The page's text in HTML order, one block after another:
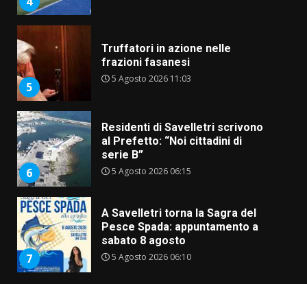
5
Truffatori in azione nelle
frazioni fasanesi
5 Agosto 2026 11:03
6
Residenti di Savelletri scrivono
al Prefetto: “Noi cittadini di
serie B”
5 Agosto 2026 06:15
7
A Savelletri torna la Sagra del
Pesce Spada: appuntamento a
sabato 8 agosto
5 Agosto 2026 06:10